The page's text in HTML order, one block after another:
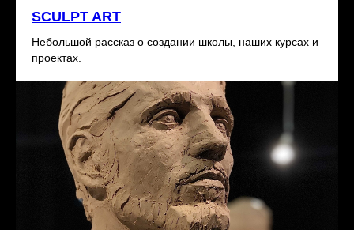
SCULPT ART
Небольшой рассказ о создании школы, наших курсах и
проектах.